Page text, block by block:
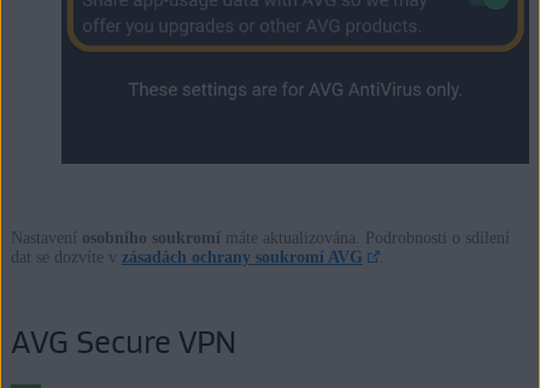
Nastavení osobního soukromí máte aktualizována. Podrobnosti o sdílení
dat se dozvíte v zásadách ochrany soukromí AVG
AVG Secure VPN